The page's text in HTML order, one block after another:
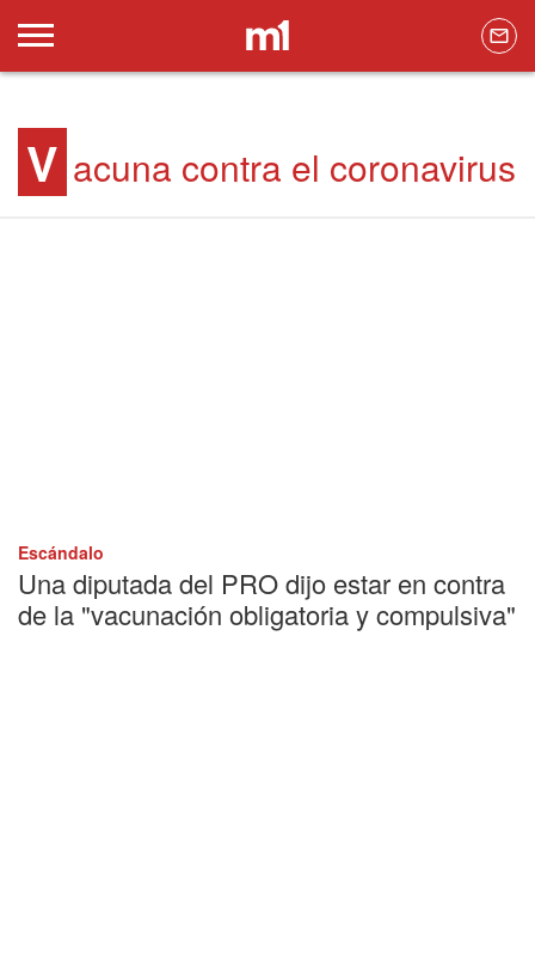
V acuna contra el coronavirus
Escándalo
Una diputada del PRO dijo estar en contra
de la "vacunación obligatoria y compulsiva"